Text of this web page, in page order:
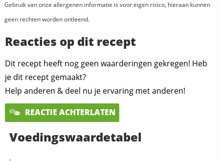
Gebruik van onze allergenen informatie is voor eigen risico, hieraan kunnen
geen rechten worden ontleend.
Reacties op dit recept
Dit recept heeft nog geen waarderingen gekregen! Heb
je dit recept gemaakt?
Help anderen & deel nu je ervaring met anderen!
REACTIE ACHTERLATEN
Voedingswaardetabel